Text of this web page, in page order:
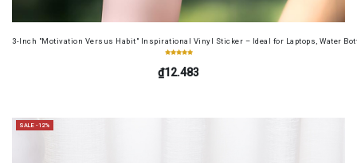
3-Inch "Motivation Versus Habit" Inspirational Vinyl Sticker – Ideal for Laptops, Water
₫12.483
SALE -12%